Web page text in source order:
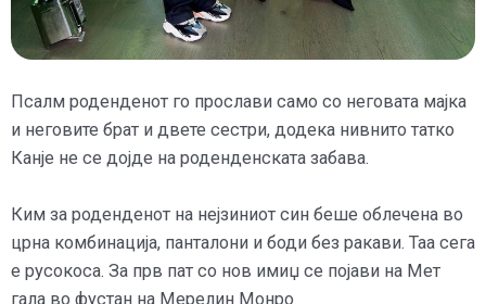
Псалм роденденот го прослави само со неговата мајка
и неговите брат и двете сестри, додека нивнито татко
Канје не се дојде на роденденската забава.
Ким за роденденот на нејзиниот син беше облечена во
црна комбинација, панталони и боди без ракави. Таа сега
е русокоса. За прв пат со нов имиџ се појави на Мет
гала во фустан на Мерелин Монро